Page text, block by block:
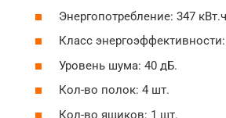
Энергопотребление: 347
Класс
Уровень шума: 40 дБ.
Кол-во полок: 4 шт.
Кол-во ящиков: 1 шт.